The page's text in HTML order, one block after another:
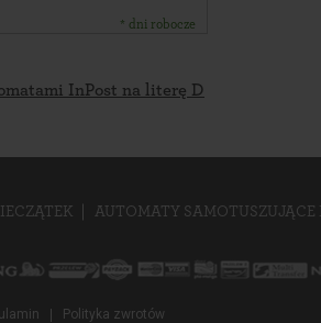
* dni robocze
InPost na literę D
AUTOMATY SAMOTUSZUJĄCE
Polityka zwrotów